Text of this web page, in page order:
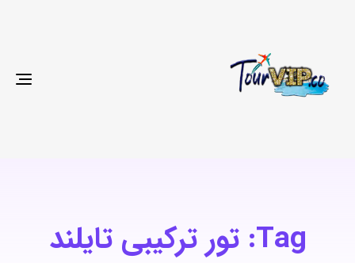
Tag: تور ترکیبی تایلند